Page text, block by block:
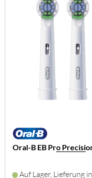
Oral-B EB Pro
Auf Lager, Lieferung